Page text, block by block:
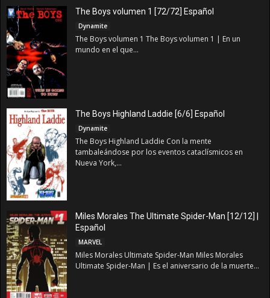
The Boys volumen 1 [72/72] Español
Dynamite
The Boys volumen 1 The Boys volumen 1 | En un
mundo en el que...
The Boys Highland Laddie [6/6] Español
Dynamite
The Boys Highland Laddie Con la mente
tambaleándose por los eventos cataclísmicos en
Nueva York,...
Miles Morales The Ultimate Spider-Man [12/12] |
Español
MARVEL
Miles Morales Ultimate Spider-Man Miles Morales
Ultimate Spider-Man | Es el aniversario de la muerte...